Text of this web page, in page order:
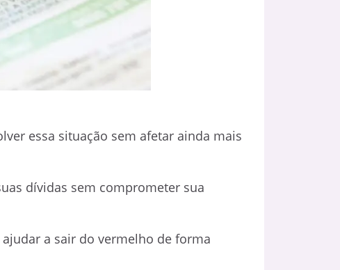
essa situação sem afetar ainda mais
dívidas sem comprometer sua
a sair do vermelho de forma